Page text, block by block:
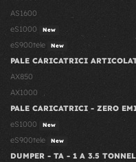
AS1600
eS1000
New
eS900tele New
PALE CARICATRICI
AX850
AX1000
PALE CARICATRICI - ZERO
eS1000
New
eS900tele New
DUMPER - TA - 1 A 3.5